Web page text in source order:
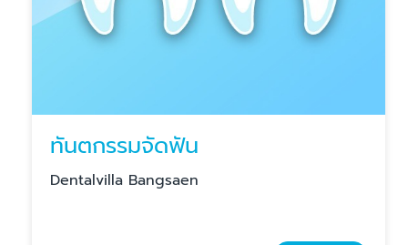
ทันตกรรมจัดฟัน
Dentalvilla Bangsaen